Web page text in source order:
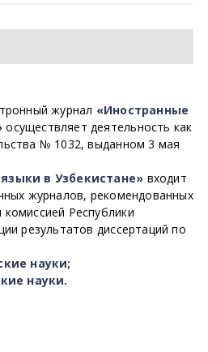
журнал «Иностранные
осуществляет деятельность как
№ 1032, выданном 3 мая
в Узбекистане» входит
журналов, рекомендованных
Республики
результатов диссертаций по
науки;
науки.